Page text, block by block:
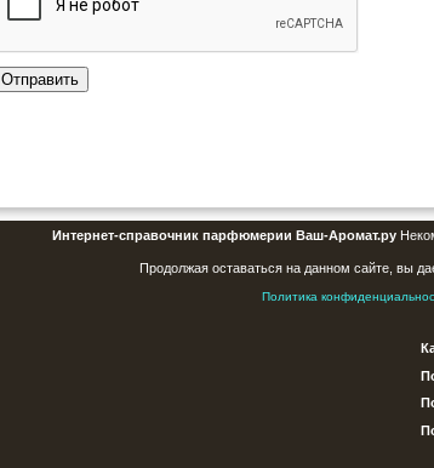
Отправить
Интернет-справочник парфюмерии Ваш-Аромат.ру
Продолжая оставаться на данном сайте, вы
Политика